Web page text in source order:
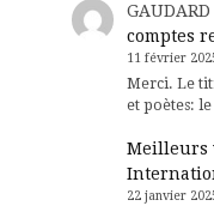
GAUDARD
comptes
11 février
Merci. Le
et poètes:
Meilleurs
22 janvier